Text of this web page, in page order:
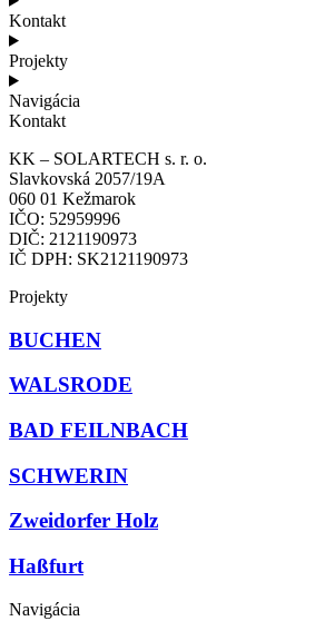
Kontakt
Projekty
Navigácia
Kontakt
KK – SOLARTECH s. r. o.
Slavkovská 2057/19A
060 01 Kežmarok
IČO: 52959996
DIČ: 2121190973
IČ DPH: SK2121190973
Projekty
BUCHEN
WALSRODE
BAD FEILNBACH
SCHWERIN
Zweidorfer Holz
Haßfurt
Navigácia